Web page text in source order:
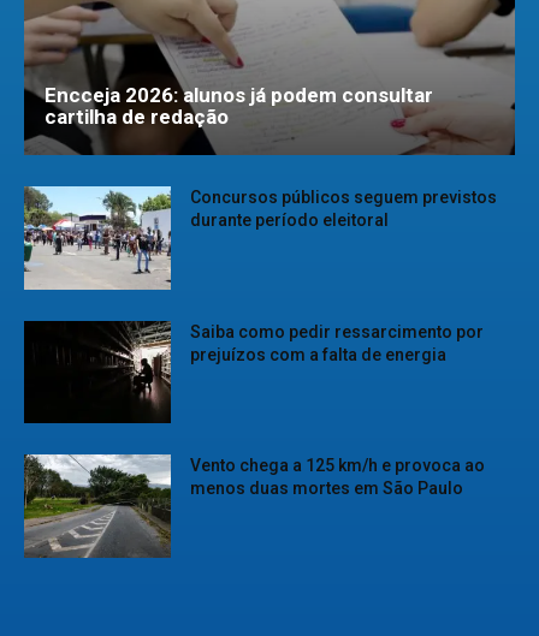
Encceja 2026: alunos já podem consultar
cartilha de redação
Concursos públicos seguem previstos
durante período eleitoral
Saiba como pedir ressarcimento por
prejuízos com a falta de energia
Vento chega a 125 km/h e provoca ao
menos duas mortes em São Paulo